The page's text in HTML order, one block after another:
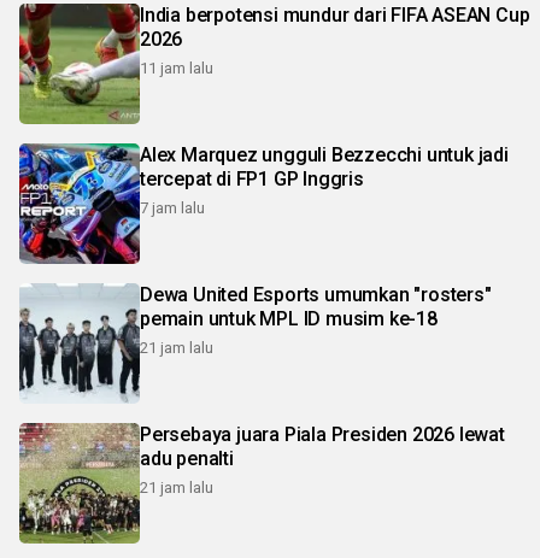
India berpotensi mundur dari FIFA ASEAN Cup
2026
11 jam lalu
Alex Marquez ungguli Bezzecchi untuk jadi
tercepat di FP1 GP Inggris
7 jam lalu
Dewa United Esports umumkan "rosters"
pemain untuk MPL ID musim ke-18
21 jam lalu
Persebaya juara Piala Presiden 2026 lewat
adu penalti
21 jam lalu